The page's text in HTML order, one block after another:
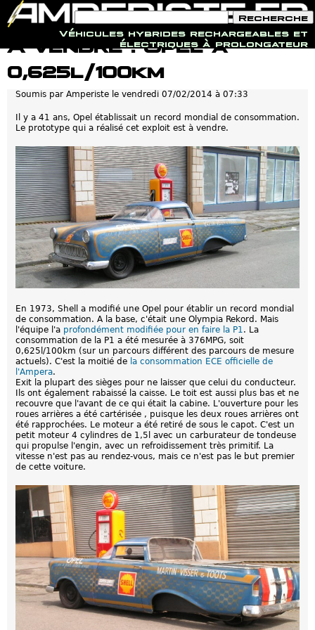
Jump to navigation
Véhicules hybrides rechargeables et
électriques à prolongateur
o
r
m
l
a
i
r
d
e
e
c
h
e
r
c
h
e
e
c
h
r
c
e
A vendre : Opel à
0,625l/100km
Soumis par Amperiste le vendredi 07/02/2014 à 07:33
Il y a 41 ans, Opel établissait un record mondial de consommation.
Le prototype qui a réalisé cet exploit est à vendre.
En 1973, Shell a modifié une Opel pour établir un record mondial
de consommation. A la base, c'était une Olympia Rekord. Mais
l'équipe l'a profondément modifiée pour en faire la P1 . La
consommation de la P1 a été mesurée à 376MPG, soit
0,625l/100km (sur un parcours différent des parcours de mesure
actuels). C'est la moitié de la consommation ECE officielle de
l'Ampera.
Exit la plupart des sièges pour ne laisser que celui du conducteur.
Ils ont également rabaissé la caisse. Le toit est aussi plus bas et ne
recouvre que l'avant de ce qui était la cabine. L'ouverture pour les
roues arrières a été cartérisée , puisque les deux roues arrières ont
été rapprochées. Le moteur a été retiré de sous le capot. C'est un
petit moteur 4 cylindres de 1,5l avec un carburateur de tondeuse
qui propulse l'engin, avec un refroidissement très primitif. La
vitesse n'est pas au rendez-vous, mais ce n'est pas le but premier
de cette voiture.